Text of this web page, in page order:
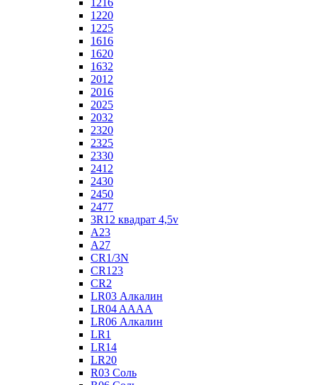
1216
1220
1225
1616
1620
1632
2012
2016
2025
2032
2320
2325
2330
2412
2430
2450
2477
3R12 квадрат 4,5v
A23
A27
CR1/3N
CR123
CR2
LR03 Алкалин
LR04 AAAA
LR06 Алкалин
LR1
LR14
LR20
R03 Соль